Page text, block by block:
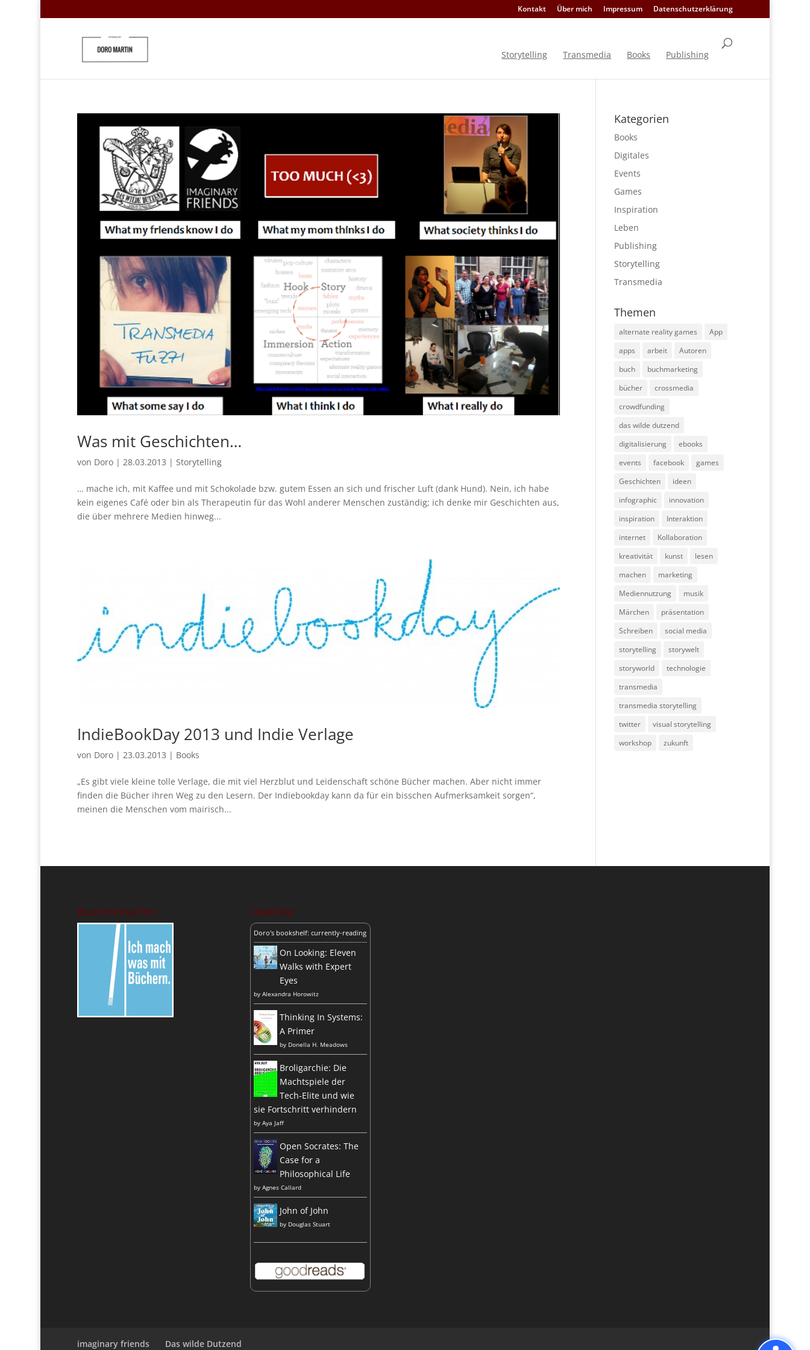
Kontakt Über mich Impressum Datenschutzerklärung
Storytelling Transmedia Books Publishing
Was mit Geschichten…
von Doro| 28.03.2013 | Storytelling
… mache ich, mit Kaffee und mit Schokolade bzw. gutem Essen an sich und frischer Luft (dank Hund). Nein, ich habe
kein eigenes Café oder bin als Therapeutin für das Wohl anderer Menschen zuständig; ich denke mir Geschichten aus,
die über mehrere Medien hinweg...
IndieBookDay 2013 und Indie Verlage
von Doro| 23.03.2013 | Books
„Es gibt viele kleine tolle Verlage, die mit viel Herzblut und Leidenschaft schöne Bücher machen. Aber nicht immer
finden die Bücher ihren Weg zu den Lesern. Der Indiebookday kann da für ein bisschen Aufmerksamkeit sorgen“,
meinen die Menschen vom mairisch...
Kategorien
Books
Digitales
Events
Games
Inspiration
Leben
Publishing
Storytelling
Transmedia
Themen
alternate reality games
App
apps
arbeit
Autoren
buch
buchmarketing
bücher
crossmedia
crowdfunding
das wilde dutzend
digitalisierung
ebooks
events
facebook
games
Geschichten
ideen
infographic
innovation
inspiration
Interaktion
internet
Kollaboration
kreativität
kunst
lesen
machen
marketing
Mediennutzung
musik
Märchen
präsentation
Schreiben
social media
storytelling
storywelt
storyworld
technologie
transmedia
transmedia storytelling
twitter
visual storytelling
workshop
zukunft
Buchmenschen Leseliste
Doro's bookshelf: currently-reading
On Looking: Eleven
Walks with Expert
Eyes
by Alexandra Horowitz
Thinking In Systems:
A Primer
by Donella H. Meadows
Broligarchie: Die
Machtspiele der
Tech-Elite und wie
sie Fortschritt verhindern
by Aya Jaff
Open Socrates: The
Case for a
Philosophical Life
by Agnes Callard
John of John
by Douglas Stuart
imaginary friends Das wilde Dutzend